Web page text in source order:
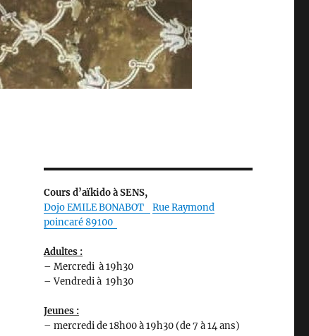
Cours d’aïkido à SENS,
Dojo EMILEBONABOT
Rue Raymond
poincaré 89100
Adultes :
– Mercredi à 19h30
– Vendredi à 19h30
Jeunes :
– mercredi de 18h00 à 19h30 (de 7 à 14 ans)